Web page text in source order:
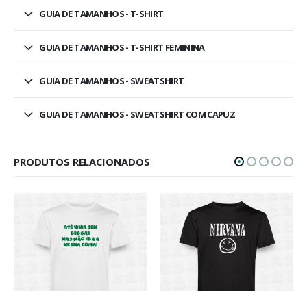
GUIA DE TAMANHOS - T-SHIRT
GUIA DE TAMANHOS - T-SHIRT FEMININA
GUIA DE TAMANHOS - SWEATSHIRT
GUIA DE TAMANHOS - SWEATSHIRT COM CAPUZ
PRODUTOS RELACIONADOS